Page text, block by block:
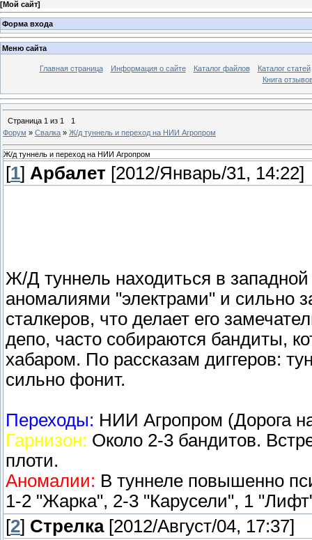
[Мой сайт]
Форма входа
Меню сайта
Главная страница Информация о сайте Каталог файлов
Каталог статей
Книга
Страница 1 из 1
1
Форум » Свалка » Ж/д туннель и переход на НИИ Агропром
Ж/д туннель и переход на НИИ Агропром
[1] Арбалет [2012/Январь/31, 14:22]
Ж/Д туннель находиться в
аномалиями "электрами" и сильно
сталкеров, что делает его
депо, часто собираются бандиты,
хабаром. По рассказам диггеров:
сильно фонит.
Переходы: НИИ Агропром (Дорога
Гарнизон: Около 2-3 бандитов.
плоти.
Аномалии: В туннеле повышенно
1-2 "Жарка", 2-3 "Карусели", 1
[2] Стрелка[2012/Август/04, 17:37]